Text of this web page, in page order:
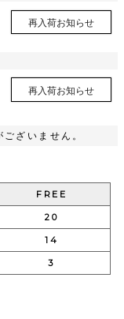
再入荷お知らせ
再入荷お知らせ
ざいません。
FREE
20
14
3